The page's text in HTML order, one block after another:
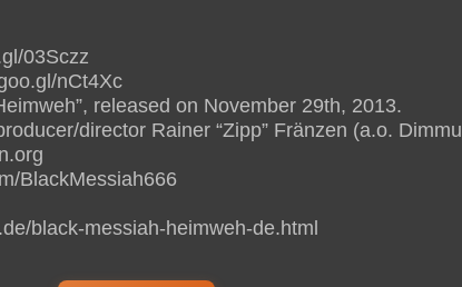
03Sczz
nCt4Xc
released on November 29th, 2013.
director Rainer “Zipp” Fränzen (a.o. Dimmu
BlackMessiah666
black-messiah-heimweh-de.html